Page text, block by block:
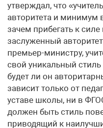
утверждал, что
авторитета и минимум
зачем прибегать к силе
заслуженный
премьер-министру,
свой уникальный
будет ли он
зависит только от
уставе школы, ни в
должен быть стиль
приводящий к